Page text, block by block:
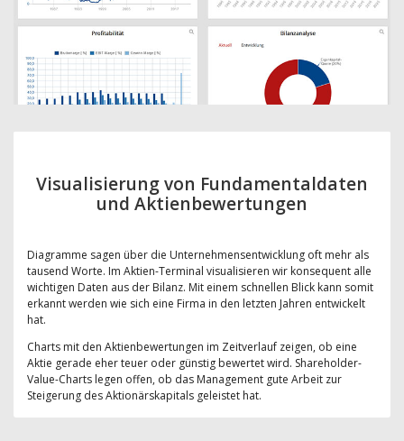
Visualisierung von Fundamentaldaten
und Aktienbewertungen
Diagramme sagen über die Unternehmensentwicklung oft mehr als
tausend Worte. Im Aktien-Terminal visualisieren wir konsequent alle
wichtigen Daten aus der Bilanz. Mit einem schnellen Blick kann somit
erkannt werden wie sich eine Firma in den letzten Jahren entwickelt
hat.
Charts mit den Aktienbewertungen im Zeitverlauf zeigen, ob eine
Aktie gerade eher teuer oder günstig bewertet wird. Shareholder-
Value-Charts legen offen, ob das Management gute Arbeit zur
Steigerung des Aktionärskapitals geleistet hat.